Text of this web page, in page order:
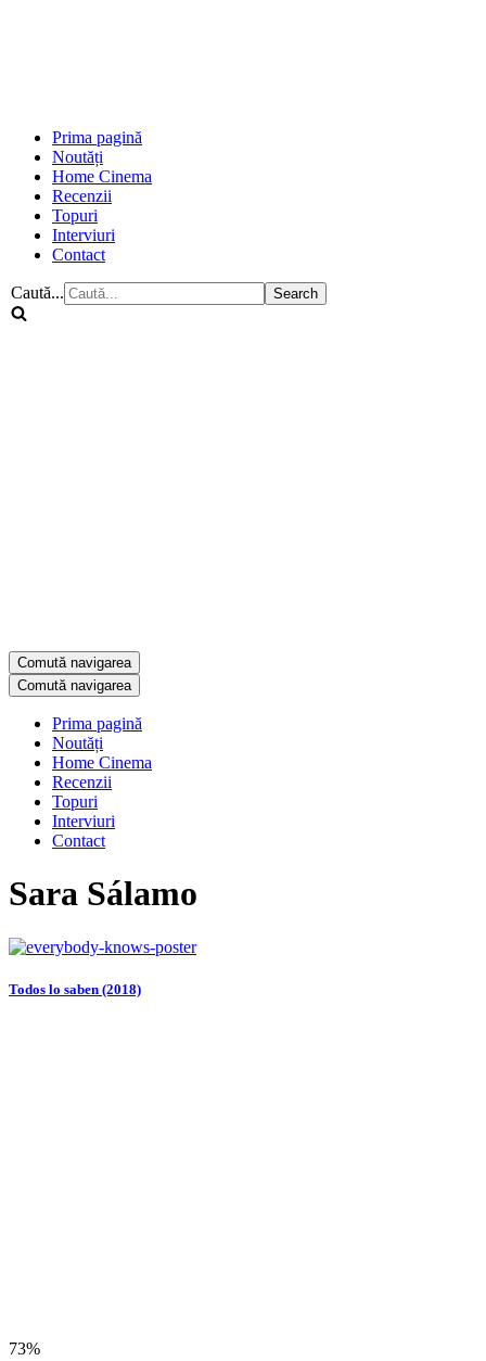
Prima pagină
Noutăți
Home Cinema
Recenzii
Topuri
Interviuri
Contact
Caută...
Comută navigarea
Comută navigarea
Prima pagină
Noutăți
Home Cinema
Recenzii
Topuri
Interviuri
Contact
Sara Sálamo
Todos lo saben (2018)
73%